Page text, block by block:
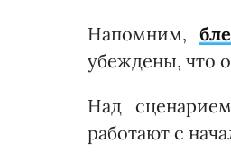
Напомним,
убеждены, что
Над
работают с